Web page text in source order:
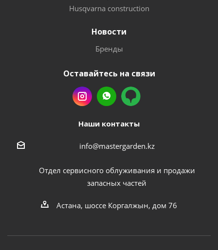
Husqvarna construction
Новости
Бренды
Оставайтесь на связи
Наши контакты
info@mastergarden.kz
Отдел сервисного облуживания и продажи
запасных частей
Астана, шоссе Коргалжын, дом 76